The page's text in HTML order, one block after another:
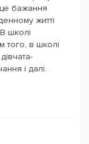
бажання
житті
школі
того, в школі
і далі.